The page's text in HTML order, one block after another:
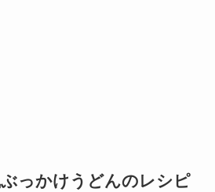
っかけうどんのレシピ